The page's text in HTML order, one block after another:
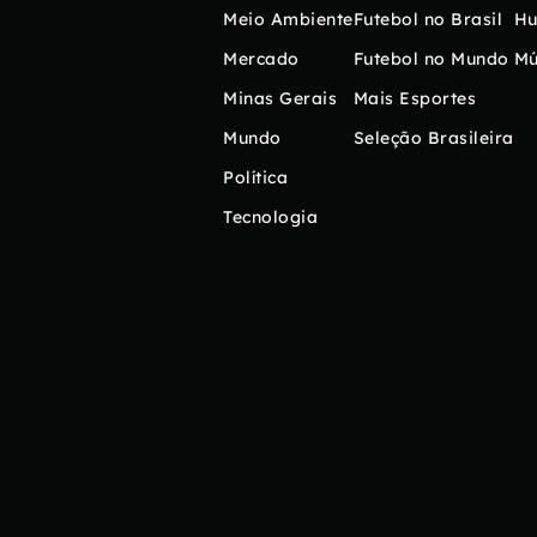
Meio Ambiente
Mercado
Minas Gerais
Mundo
Política
Tecnologia
Futebol no Brasil
Futebol no Mundo
Mais Esportes
Seleção Brasileira